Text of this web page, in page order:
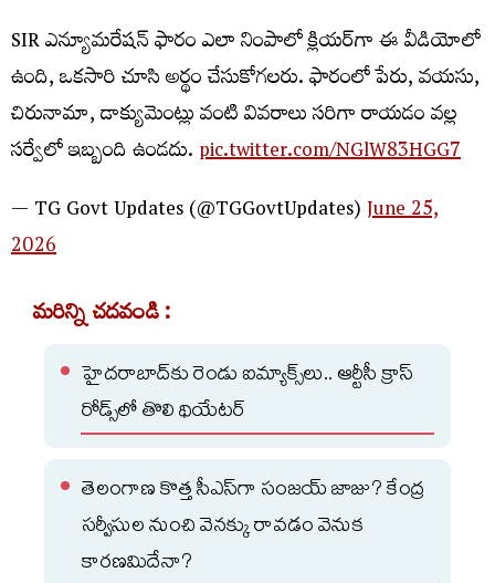
SIR ఎన్యూమరేషన్ ఫారం ఎలా నింపాలో క్లియర్‌గా ఈ వీడియోలో
ఉంది, ఒకసారి చూసి అర్థం చేసుకోగలరు. ఫారంలో పేరు, వయసు,
చిరునామా, డాక్యుమెంట్లు వంటి వివరాలు సరిగా రాయడం వల్ల
సర్వేలో ఇబ్బంది ఉండదు.pic.twitter.com/NGlW83HGG7
— TG Govt Updates (@TGGovtUpdates)June 25,
2026
మరిన్ని చదవండి :
హైదరాబాద్‌కు రెండు ఐమ్యాక్స్‌లు.. ఆర్టీసీ క్రాస్​
రోడ్స్​లో తొలి థియేటర్​
తెలంగాణ కొత్త సీఎస్‌గా సంజయ్‌ జాజు? కేంద్ర
సర్వీసుల నుంచి వెనక్కు రావడం వెనుక
కారణమిదేనా?